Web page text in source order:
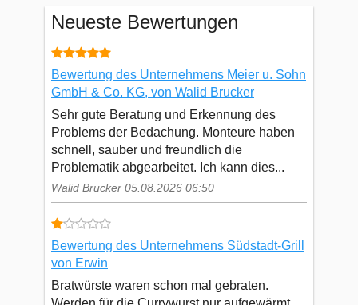
Neueste Bewertungen
Bewertung des Unternehmens Meier u. Sohn
GmbH & Co. KG, von Walid Brucker
Sehr gute Beratung und Erkennung des
Problems der Bedachung. Monteure haben
schnell, sauber und freundlich die
Problematik abgearbeitet. Ich kann dies...
Walid Brucker 05.08.2026 06:50
Bewertung des Unternehmens Südstadt-Grill
von Erwin
Bratwürste waren schon mal gebraten.